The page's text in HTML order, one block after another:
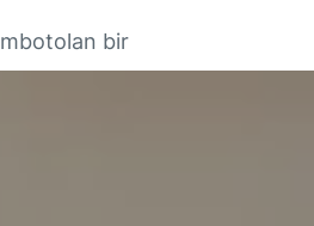
bir